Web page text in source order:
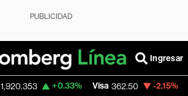
PUBLICIDAD
Ingresar
+0.33% Visa 362.50 -2.15%